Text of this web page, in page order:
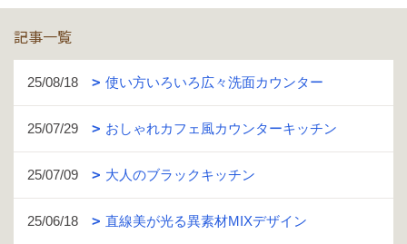
記事一覧
25/08/18 使い方いろいろ広々洗面カウンター
25/07/29 おしゃれカフェ風カウンターキッチン
25/07/09 大人のブラックキッチン
25/06/18 直線美が光る異素材MIXデザイン